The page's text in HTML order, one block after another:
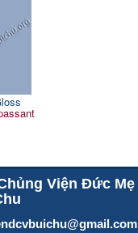
Viện Đức Mẹ